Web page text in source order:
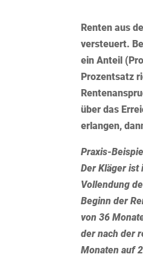
Renten aus
versteuert.
einAnteil
Prozentsatz
über das
erlangen,
Praxis-
Der Kläger
Vollendung
Beginn der
von 36
der nach der
Monaten auf